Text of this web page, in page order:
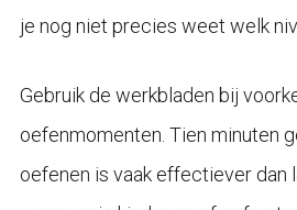
je nog niet precies weet welk
Gebruik de werkbladen bij
oefenmomenten. Tien minuten
oefenen is vaak effectiever dan